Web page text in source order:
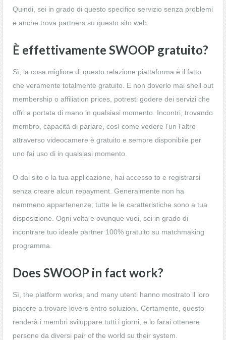
Quindi, sei in grado di questo specifico servizio senza problemi
e anche trova partners su questo sito web.
È effettivamente SWOOP gratuito?
Sì, la cosa migliore di questo relazione piattaforma è il fatto
che veramente totalmente gratuito. E non doverlo mai shell out
membership o affiliation prices, potresti godere dei servizi che
offri a portata di mano in qualsiasi momento. Incontri, trovando
membro, capacità di parlare, così come vedere l’un l’altro
attraverso videocamere è gratuito e sempre disponibile per
uno fai uso di in qualsiasi momento.
O dal sito o la tua applicazione, hai accesso to e registrarsi
senza creare alcun repayment. Generalmente non ha
nemmeno appartenenze; tutte le le caratteristiche sono a tua
disposizione. Ogni volta e ovunque vuoi, sei in grado di
incontrare tuo ideale partner 100% gratuito su matchmaking
programma.
Does SWOOP in fact work?
Sì, the platform works, and many utenti hanno mostrato il loro
piacere a trovare lovers entro soluzioni. Certamente, questo
renderà i membri sviluppare tutti i giorni, e lo farai ottenere
persone da diversi pair of the world su their system.